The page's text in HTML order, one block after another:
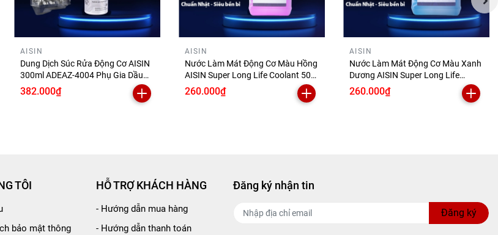
AISIN
Dung Dịch Súc Rửa Động Cơ AISIN
300ml ADEAZ-4004 Phụ Gia Dầu
Nhớt Làm Sạch Cặn Bùn Trước Khi
Thay Nhớt Xe Ô Tô
382.000₫
AISIN
Nước Làm Mát Động Cơ Màu Hồng
AISIN Super Long Life Coolant 50%
1 Lít SCPM50A1LPK
260.000₫
AISIN
Nước Làm Mát Động Cơ Màu Xanh
Dương AISIN Super Long Life
Coolant 50% 1 Lít SCPM50A1LB
260.000₫
TÔI
bảo mật thông
HỖ TRỢ KHÁCH HÀNG
- Hướng dẫn mua hàng
- Hướng dẫn thanh toán
Đăng ký nhận tin
Đăng ký